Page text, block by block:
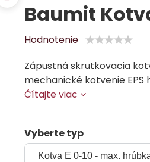
Baumit
Hodnotenie
Zápustná skrutkovacia
mechanické kotvenie EPS
Čítajte viac
Vyberte typ